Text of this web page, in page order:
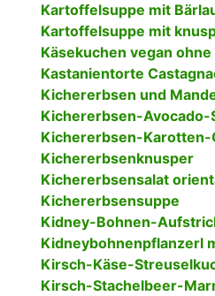
Kartoffelsuppe mit
Kartoffelsuppe mit
Käsekuchen vegan ohne
Kastanientorte
Kichererbsen und
Kichererbsen-Avocado-
Kichererbsen-Karotten-
Kichererbsenknusper
Kichererbsensalat
Kichererbsensuppe
Kidney-Bohnen-
Kidneybohnenpflanzerl
Kirsch-Käse-
Kirsch-Stachelbeer-